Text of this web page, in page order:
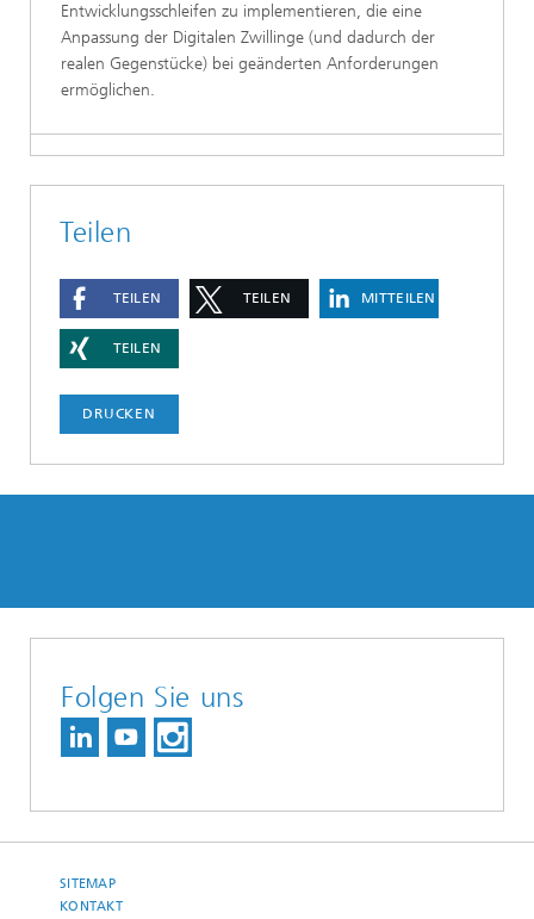
Entwicklungsschleifen zu implementieren, die eine
Anpassung der Digitalen Zwillinge (und dadurch der
realen Gegenstücke) bei geänderten Anforderungen
ermöglichen.
Teilen
TEILEN TEILEN MITTEILEN
TEILEN
DRUCKEN
Folgen Sie uns
SITEMAP
KONTAKT